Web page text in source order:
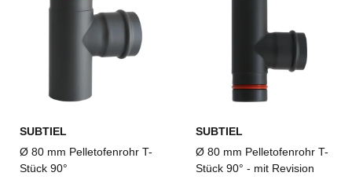
SUBTIEL
Ø 80 mm Pelletofenrohr T-
Stück 90°
SUBTIEL
Ø 80 mm Pelletofenrohr T-
Stück 90° - mit Revision